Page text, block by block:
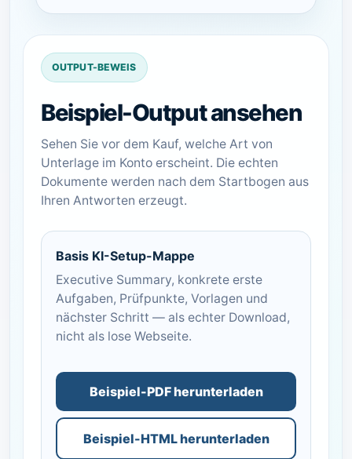
OUTPUT-BEWEIS
Beispiel-Output ansehen
Sehen Sie vor dem Kauf, welche Art von
Unterlage im Konto erscheint. Die echten
Dokumente werden nach dem Startbogen aus
Ihren Antworten erzeugt.
Basis KI-Setup-Mappe
Executive Summary, konkrete erste
Aufgaben, Prüfpunkte, Vorlagen und
nächster Schritt — als echter Download,
nicht als lose Webseite.
Beispiel-PDF herunterladen
Beispiel-HTML herunterladen